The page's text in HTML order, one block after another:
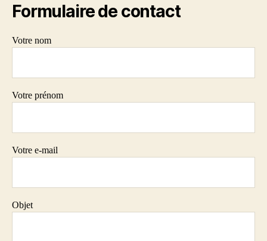
Formulaire de contact
Votre nom
Votre prénom
Votre e-mail
Objet